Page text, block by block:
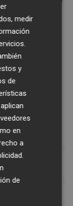
constante
su papel
a las
actual",
La
y la
ubicados
medir
y
de
en
a
de